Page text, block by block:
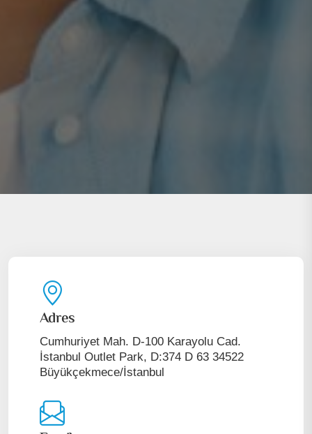
Adres
Cumhuriyet Mah. D-100 Karayolu Cad.
İstanbul Outlet Park, D:374 D 63 34522
Büyükçekmece/İstanbul